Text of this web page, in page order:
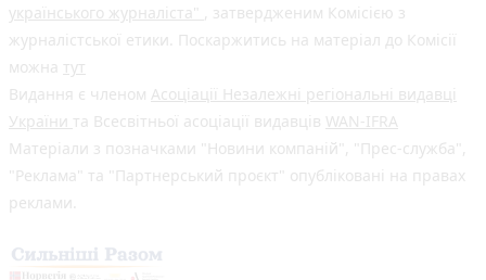
українського журналіста" , затвердженим Комісією з
журналістської етики. Поскаржитись на матеріал до Комісії
можна тут
Видання є членом Асоціації Незалежні регіональні видавці
України та Всесвітньої асоціації видавців WAN-IFRA
Матеріали з позначками "Новини компаній", "Прес-служба",
"Реклама" та "Партнерський проєкт" опубліковані на правах
реклами.